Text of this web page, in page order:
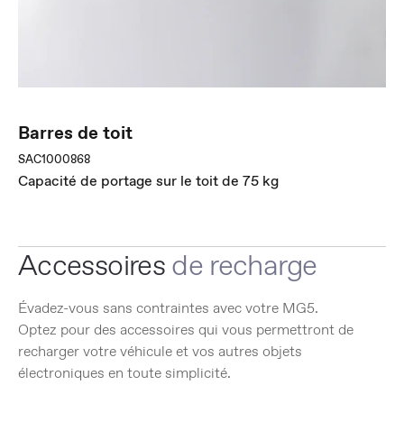
Barres de toit
SAC1000868
Capacité de portage sur le toit de 75 kg
Accessoiresde recharge
Évadez-vous sans contraintes avec votre MG5.
Optez pour des accessoires qui vous permettront de
recharger votre véhicule et vos autres objets
électroniques en toute simplicité.